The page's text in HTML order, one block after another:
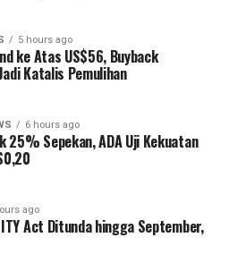
5 hours ago
ke Atas US$56, Buyback
Katalis Pemulihan
6 hours ago
25% Sepekan, ADA Uji Kekuatan
ago
Act Ditunda hingga September,